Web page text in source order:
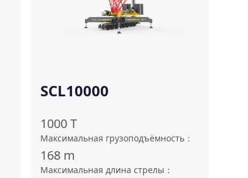
SCL10000
1000T
Максимальная грузоподъёмность ：
168 m
Максимальная длина стрелы ：